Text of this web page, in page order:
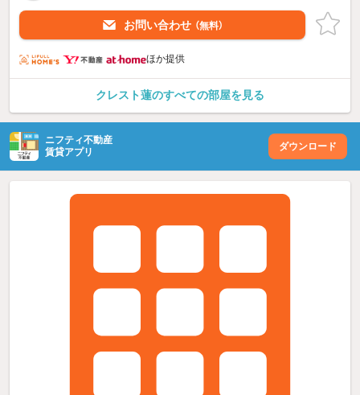
お問い合わせ （無料）
ほか提供
クレスト蓮のすべての部屋を見る
ニフティ不動産
賃貸アプリ
ダウンロード